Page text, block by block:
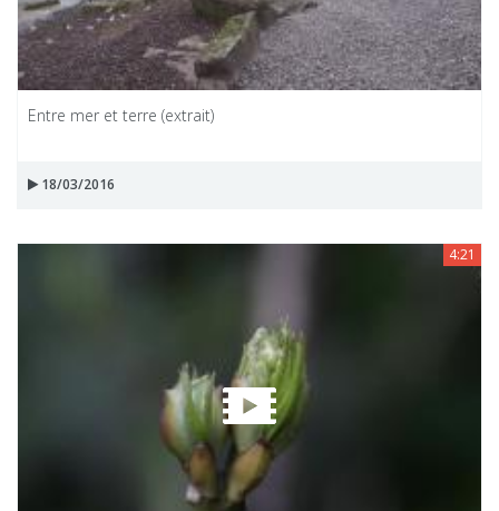
Entre mer et terre (extrait)
18/03/2016
4:21